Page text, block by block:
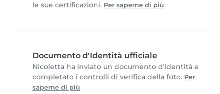
le sue certificazioni. Per saperne di più
Documento d'Identità ufficiale
Nicoletta ha inviato un documento d'identità e
completato i controlli di verifica della foto. Per
saperne di più